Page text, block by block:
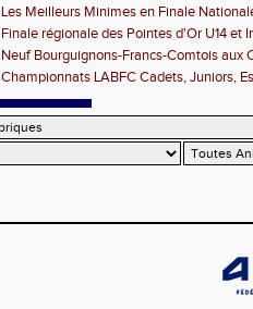
Les Meilleurs Minimes en Finale
Finale régionale des Pointes d'Or U14 et
Neuf Bourguignons-Francs-Comtois aux
d'épreuves combinées
Championnats LABFC Cadets, Juniors,